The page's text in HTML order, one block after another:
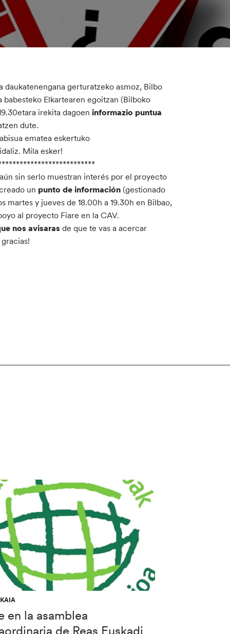
gerturatzeko asmoz, Bilbo
babesteko Elkartearen egoitzan (Bilboko
irekita dagoen informazio puntua
dute.
ematea eskertuko
Mila esker!
sin serlo muestran interés por el proyecto
un punto de información (gestionado
y jueves de 18.00h a 19.30h en Bilbao,
al proyecto Fiare en la CAV.
nos avisaras de que te vas a acercar
en la asamblea
de Reas Euskadi